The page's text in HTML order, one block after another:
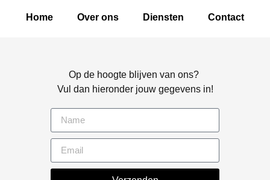
Home Over ons Diensten Contact
Op de hoogte blijven van ons?
Vul dan hieronder jouw gegevens in!